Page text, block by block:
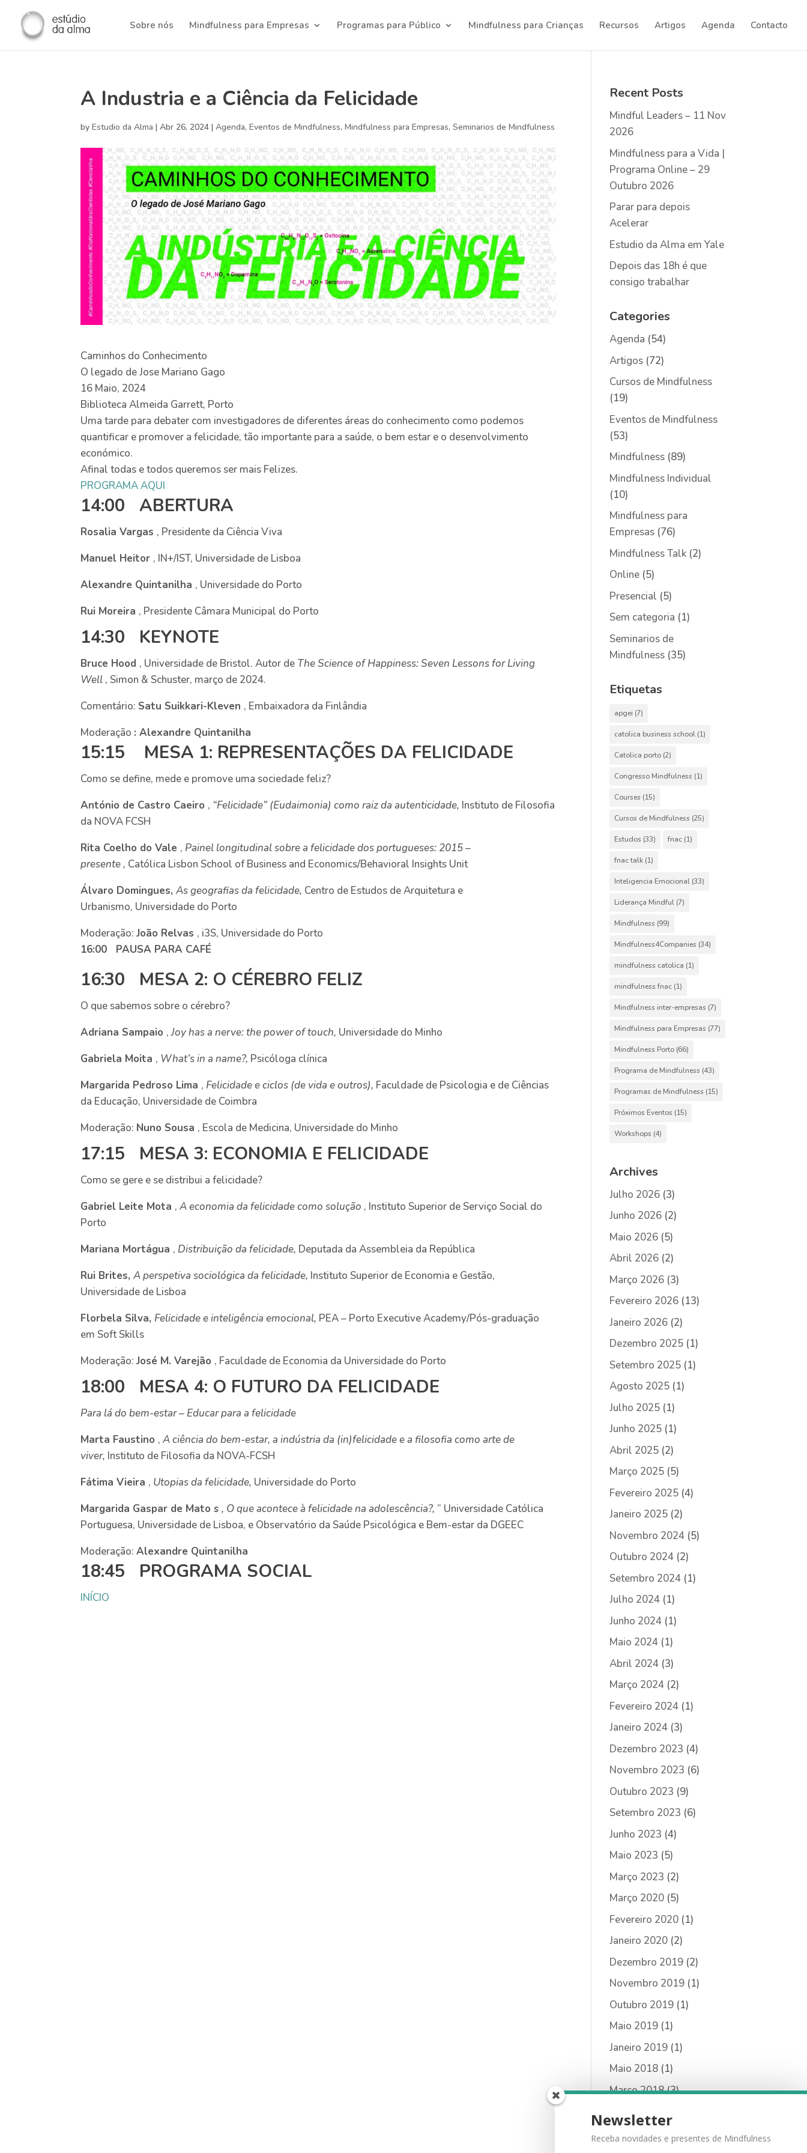
Sobre nós Mindfulness para Empresas Programas para Público Mindfulness para Crianças Recursos Artigos Agenda Contacto
A Industria e a Ciência da Felicidade
byEstudio da Alma |Abr 26, 2024 |Agenda,Eventos de Mindfulness,Mindfulness para Empresas,Seminarios de Mindfulness
Caminhos do Conhecimento
O legado de Jose Mariano Gago
16 Maio, 2024
Biblioteca Almeida Garrett, Porto
Uma tarde para debater com investigadores de diferentes áreas do conhecimento como podemos
quantificar e promover a felicidade, tão importante para a saúde, o bem estar e o desenvolvimento
económico.
Afinal todas e todos queremos ser mais Felizes.
PROGRAMA AQUI
14:00 ABERTURA
Rosalia Vargas , Presidente da Ciência Viva
Manuel Heitor , IN+/IST, Universidade de Lisboa
Alexandre Quintanilha , Universidade do Porto
Rui Moreira , Presidente Câmara Municipal do Porto
14:30 KEYNOTE
Bruce Hood , Universidade de Bristol. Autor de The Science of Happiness: Seven Lessons for Living
Well , Simon & Schuster, março de 2024.
Comentário: Satu Suikkari-Kleven , Embaixadora da Finlândia
Moderação : Alexandre Quintanilha
15:15 MESA 1: REPRESENTAÇÕES DA FELICIDADE
Como se define, mede e promove uma sociedade feliz?
António de Castro Caeiro , “Felicidade” (Eudaimonia) como raiz da autenticidade, Instituto de Filosofia
da NOVA FCSH
Rita Coelho do Vale , Painel longitudinal sobre a felicidade dos portugueses: 2015 –
presente, Católica Lisbon School of Business and Economics/Behavioral Insights Unit
Álvaro Domingues,As geografias da felicidade, Centro de Estudos de Arquitetura e
Urbanismo, Universidade do Porto
Moderação:João Relvas , i3S, Universidade do Porto
16:00 PAUSA PARA CAFÉ
16:30 MESA 2: O CÉREBRO FELIZ
O que sabemos sobre o cérebro?
Adriana Sampaio ,Joy has a nerve: the power of touch, Universidade do Minho
Gabriela Moita , What’s in a name?, Psicóloga clínica
Margarida Pedroso Lima , Felicidade e ciclos (de vida e outros), Faculdade de Psicologia e de Ciências
da Educação, Universidade de Coimbra
Moderação: Nuno Sousa , Escola de Medicina, Universidade do Minho
17:15 MESA 3: ECONOMIA E FELICIDADE
Como se gere e se distribui a felicidade?
Gabriel Leite Mota ,A economia da felicidade como solução , Instituto Superior de Serviço Social do
Porto
Mariana Mortágua , Distribuição da felicidade, Deputada da Assembleia da República
Rui Brites,A perspetiva sociológica da felicidade, Instituto Superior de Economia e Gestão,
Universidade de Lisboa
Florbela Silva, Felicidade e inteligência emocional, PEA – Porto Executive Academy/Pós-graduação
em Soft Skills
Moderação:José M. Varejão , Faculdade de Economia da Universidade do Porto
18:00 MESA 4: O FUTURO DA FELICIDADE
Para lá do bem-estar – Educar para a felicidade
Marta Faustino ,A ciência do bem-estar, a indústria da (in)felicidade e a filosofia como arte de
viver, Instituto de Filosofia da NOVA-FCSH
Fátima Vieira , Utopias da felicidade, Universidade do Porto
Margarida Gaspar de Matos, O que acontece à felicidade na adolescência?, ” Universidade Católica
Portuguesa, Universidade de Lisboa, e Observatório da Saúde Psicológica e Bem-estar da DGEEC
Moderação:Alexandre Quintanilha
18:45 PROGRAMA SOCIAL
INÍCIO
Recent Posts
Mindful Leaders – 11 Nov
2026
Mindfulness para a Vida |
Programa Online – 29
Outubro 2026
Parar para depois
Acelerar
Estudio da Alma em Yale
Depois das 18h é que
consigo trabalhar
Categories
Agenda (54)
Artigos (72)
Cursos de Mindfulness
(19)
Eventos de Mindfulness
(53)
Mindfulness (89)
Mindfulness Individual
(10)
Mindfulness para
Empresas (76)
Mindfulness Talk (2)
Online (5)
Presencial (5)
Sem categoria (1)
Seminarios de
Mindfulness (35)
Etiquetas
apgei (7)
catolica business school (1)
Catolica porto (2)
Congresso Mindfulness (1)
Courses (15)
Cursos de Mindfulness (25)
Estudos (33) fnac (1)
fnac talk (1)
Inteligencia Emocional (33)
Liderança Mindful (7)
Mindfulness (99)
Mindfulness4Companies (34)
mindfulness catolica (1)
mindfulness fnac (1)
Mindfulness inter-empresas (7)
Mindfulness para Empresas (77)
Mindfulness Porto (66)
Programa de Mindfulness (43)
Programas de Mindfulness (15)
Próximos Eventos (15)
Workshops (4)
Archives
Julho 2026 (3)
Junho 2026 (2)
Maio 2026 (5)
Abril 2026 (2)
Março 2026 (3)
Fevereiro 2026 (13)
Janeiro 2026 (2)
Dezembro 2025 (1)
Setembro 2025 (1)
Agosto 2025 (1)
Julho 2025 (1)
Junho 2025 (1)
Abril 2025 (2)
Março 2025 (5)
Fevereiro 2025 (4)
Janeiro 2025 (2)
Novembro 2024 (5)
Outubro 2024 (2)
Setembro 2024 (1)
Julho 2024 (1)
Junho 2024 (1)
Maio 2024 (1)
Abril 2024 (3)
Março 2024 (2)
Fevereiro 2024 (1)
Janeiro 2024 (3)
Dezembro 2023 (4)
Novembro 2023 (6)
Outubro 2023 (9)
Setembro 2023 (6)
Junho 2023 (4)
Maio 2023 (5)
Março 2023 (2)
Março 2020 (5)
Fevereiro 2020 (1)
Janeiro 2020 (2)
Dezembro 2019 (2)
Novembro 2019 (1)
Outubro 2019 (1)
Maio 2019 (1)
Janeiro 2019 (1)
Maio 2018 (1)
Março 2018(3)
Fevereiro 2018
Janeiro 2018
Newsletter
Receba novidades e presentes de Mindfulness